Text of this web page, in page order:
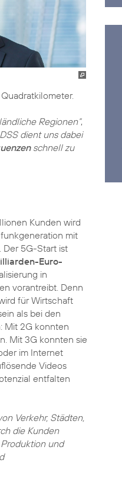
Regionen“,
dient uns dabei
schnell zu
Kunden wird
mit
5G-Start ist
Euro-
in
vorantreibt. Denn
für Wirtschaft
als bei den
Mit 2G konnten
Mit 3G konnten sie
im Internet
Videos
entfalten
Verkehr, Städten,
die Kunden
und